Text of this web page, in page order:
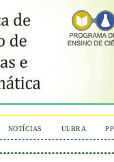
NOTÍCIAS ULBRA